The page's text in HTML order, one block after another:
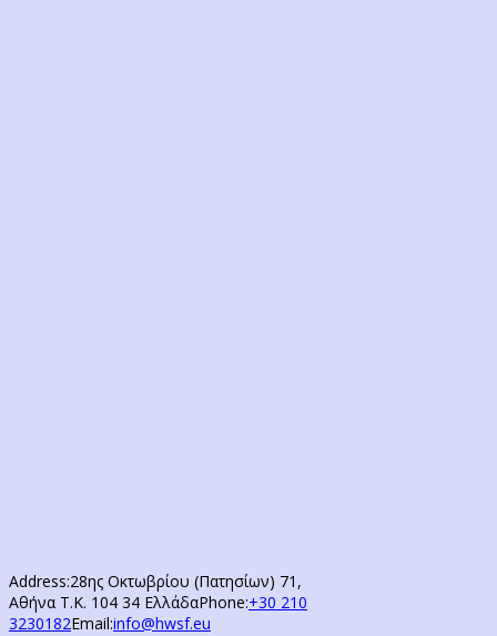
Address:28ης Οκτωβρίου (Πατησίων) 71,
Αθήνα Τ.Κ. 104 34 ΕλλάδαPhone:+30 210
3230182Email:info@hwsf.eu